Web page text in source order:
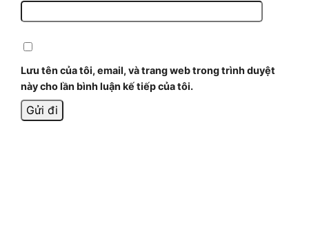
Lưu tên của tôi, email, và trang web trong trình duyệt
này cho lần bình luận kế tiếp của tôi.